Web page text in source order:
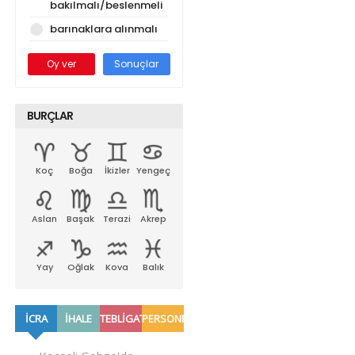
bakılmalı/beslenmeli
barınaklara alınmalı
Oy ver Sonuçlar
BURÇLAR
Koç Boğa İkizler Yengeç
Aslan Başak Terazi Akrep
Yay Oğlak Kova Balık